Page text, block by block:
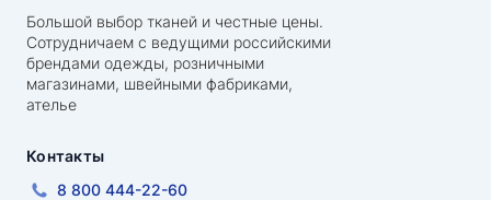
Большой выбор тканей и честные цены.
Сотрудничаем с ведущими российскими
брендами одежды, розничными
магазинами, швейными фабриками,
ателье
Контакты
8 800 444-22-60